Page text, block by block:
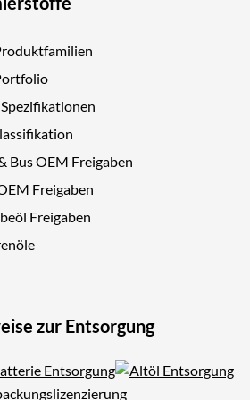
Bus OEM Freigaben
Freigaben
Freigaben
zur Entsorgung